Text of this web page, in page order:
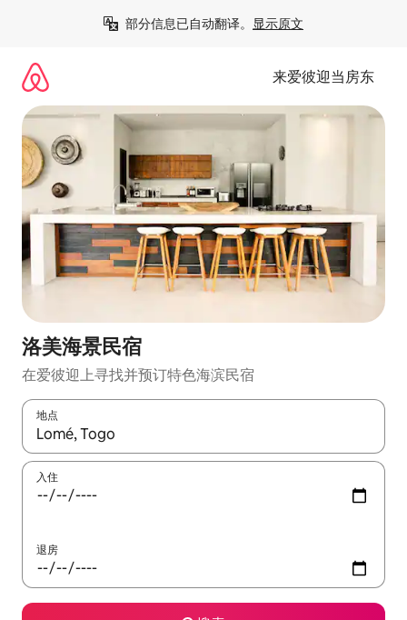
部分信息已自动翻译。 显示原文
来爱彼迎当房东
洛美海景民宿
在爱彼迎上寻找并预订特色海滨民宿
地点
如有搜索结果，请使用上下方向键查看，或通过点击或滑动手势
入住
退房